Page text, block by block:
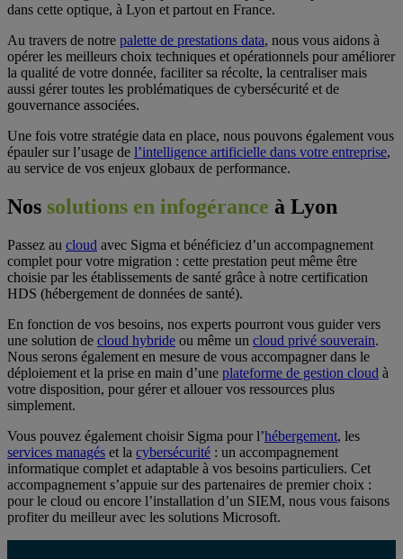
dans cette optique, à Lyon et partout en France.
Au travers de notre palette de prestations data, nous vous aidons à
opérer les meilleurs choix techniques et opérationnels pour améliorer
la qualité de votre donnée, faciliter sa récolte, la centraliser mais
aussi gérer toutes les problématiques de cybersécurité et de
gouvernance associées.
Une fois votre stratégie data en place, nous pouvons également vous
épauler sur l’usage de l’intelligence artificielle dans votre entreprise,
au service de vos enjeux globaux de performance.
Nos solutions en infogérance à Lyon
Passez au cloud avec Sigma et bénéficiez d’un accompagnement
complet pour votre migration : cette prestation peut même être
choisie par les établissements de santé grâce à notre certification
HDS (hébergement de données de santé).
En fonction de vos besoins, nos experts pourront vous guider vers
une solution de cloud hybride ou même un cloud privé souverain.
Nous serons également en mesure de vous accompagner dans le
déploiement et la prise en main d’une plateforme de gestion cloud à
votre disposition, pour gérer et allouer vos ressources plus
simplement.
Vous pouvez également choisir Sigma pour l’hébergement, les
services managés et la cybersécurité : un accompagnement
informatique complet et adaptable à vos besoins particuliers. Cet
accompagnement s’appuie sur des partenaires de premier choix :
pour le cloud ou encore l’installation d’un SIEM, nous vous faisons
profiter du meilleur avec les solutions Microsoft.